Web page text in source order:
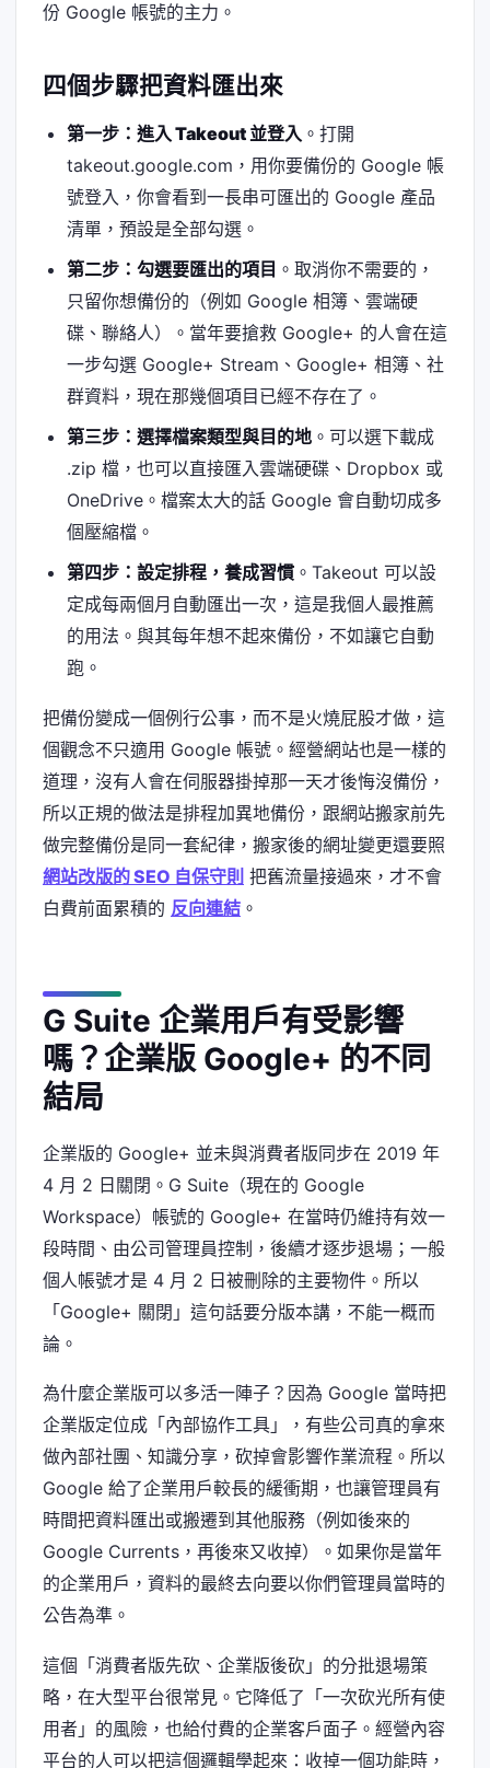
份 Google 帳號的主力。
四個步驟把資料匯出來
第一步：進入 Takeout 並登入 。打開
takeout.google.com，用你要備份的 Google 帳
號登入，你會看到一長串可匯出的 Google 產品
清單，預設是全部勾選。
第二步：勾選要匯出的項目 。取消你不需要的，
只留你想備份的（例如 Google 相簿、雲端硬
碟、聯絡人）。當年要搶救 Google+ 的人會在這
一步勾選 Google+ Stream、Google+ 相簿、社
群資料，現在那幾個項目已經不存在了。
第三步：選擇檔案類型與目的地。可以選下載成
.zip 檔，也可以直接匯入雲端硬碟、Dropbox 或
OneDrive。檔案太大的話 Google 會自動切成多
個壓縮檔。
第四步：設定排程，養成習慣。Takeout 可以設
定成每兩個月自動匯出一次，這是我個人最推薦
的用法。與其每年想不起來備份，不如讓它自動
跑。
把備份變成一個例行公事，而不是火燒屁股才做，這
個觀念不只適用 Google 帳號。經營網站也是一樣的
道理，沒有人會在伺服器掛掉那一天才後悔沒備份，
所以正規的做法是排程加異地備份，跟網站搬家前先
做完整備份是同一套紀律，搬家後的網址變更還要照
網站改版的 SEO 自保守則 把舊流量接過來，才不會
白費前面累積的 反向連結 。
G Suite 企業用戶有受影響
嗎？企業版 Google+ 的不同
結局
企業版的 Google+ 並未與消費者版同步在 2019 年
4 月 2 日關閉。G Suite（現在的 Google
Workspace）帳號的 Google+ 在當時仍維持有效一
段時間、由公司管理員控制，後續才逐步退場；一般
個人帳號才是 4 月 2 日被刪除的主要物件。所以
「Google+ 關閉」這句話要分版本講，不能一概而
論。
為什麼企業版可以多活一陣子？因為 Google 當時把
企業版定位成「內部協作工具」，有些公司真的拿來
做內部社團、知識分享，砍掉會影響作業流程。所以
Google 給了企業用戶較長的緩衝期，也讓管理員有
時間把資料匯出或搬遷到其他服務（例如後來的
Google Currents，再後來又收掉）。如果你是當年
的企業用戶，資料的最終去向要以你們管理員當時的
公告為準。
這個「消費者版先砍、企業版後砍」的分批退場策
略，在大型平台很常見。它降低了「一次砍光所有使
用者」的風險，也給付費的企業客戶面子。經營內容
平台的人可以把這個邏輯學起來：收掉一個功能時，